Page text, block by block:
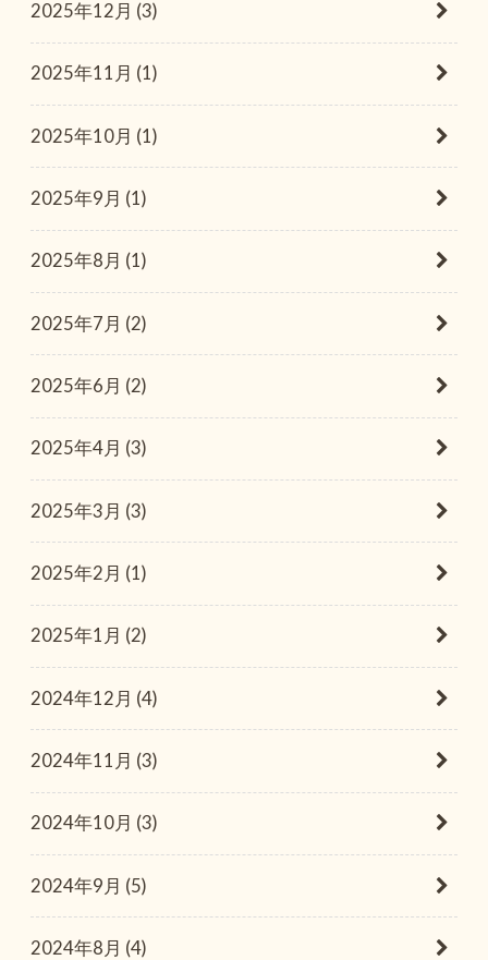
2025年12月 (3)
2025年11月 (1)
2025年10月 (1)
2025年9月 (1)
2025年8月 (1)
2025年7月 (2)
2025年6月 (2)
2025年4月 (3)
2025年3月 (3)
2025年2月 (1)
2025年1月 (2)
2024年12月 (4)
2024年11月 (3)
2024年10月 (3)
2024年9月 (5)
2024年8月 (4)